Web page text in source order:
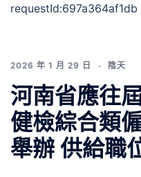
2026 年 1 月 29 日 陰天
河南省應往
健檢綜合類
舉辦 供給職